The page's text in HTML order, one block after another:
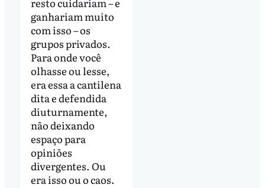
ganhariam muito
com isso – os
grupos privados.
Para onde você
olhasse ou lesse,
era essa a cantilena
dita e defendida
diuturnamente,
não deixando
espaço para
opiniões
divergentes. Ou
era isso ou o caos.